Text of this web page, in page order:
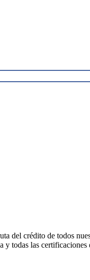
del crédito de todos
todas las